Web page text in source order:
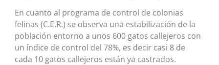
En cuanto al programa de control de colonias
felinas (C.E.R.) se observa una estabilización de la
población entorno a unos 600 gatos callejeros con
un índice de control del 78%, es decir casi 8 de
cada 10 gatos callejeros están ya castrados.